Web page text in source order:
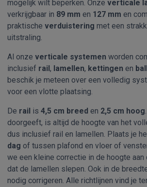
mogelijk wilt beperken. Onze verticale
verkrijgbaar in 89 mm en 127 mm en
praktische verduistering met een
uitstraling.
Al onze verticale systemen worden
inclusief rail, lamellen, kettingen en
beschik je meteen over een volledig
voor een vlotte plaatsing.
De rail is 4,5 cm breed en 2,5 cm hoog
doorgeeft, is altijd de hoogte van het
dus inclusief rail en lamellen. Plaats je
dag of tussen plafond en vloer of
we een kleine correctie in de hoogte aan
dat de lamellen slepen. Ook in de
nodig corrigeren. Alle richtlijnen vind je